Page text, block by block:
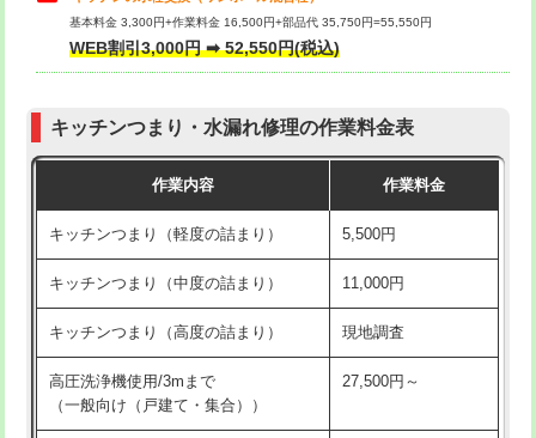
給水管工事※（ライニング鋼管・銅
管・ポリ管・HT管使用/3ｍまで)
44,000円
管・ポリ管・HT管使用/3ｍ超え)
排水管工事（土の掘削・埋め戻し作
11,000円~
排水管工事（排水管工事/3ｍまで） 55,000円
排水管工事（追加 排水管工事/3ｍ超
+11,000円
マス交換（土の掘削・埋め戻し作業）
マス交換（深さ50㎝未満）
その他部品の脱着
式・ワンホール）)
交換・取付(排水栓・排水トラップ
22,000円+材料費
持込商品取付（単水栓）
基本料金 3,300円+作業料金 16,500円+部品代 35,750円=55,550円
WEB割引3,000円 ➡ 52,550円(税込)
キッチンつまり・水漏れ修理の作業料金表
作業内容 作業料金
キッチンつまり（軽度の詰まり） 5,500円
キッチンつまり（中度の詰まり） 11,000円
キッチンつまり（高度の詰まり） 現地調査
高圧洗浄機使用/3mまで
（一般向け（戸建て・集合））
27,500円～